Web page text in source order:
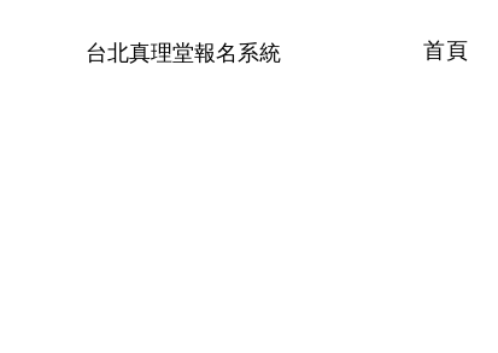
台北真理堂報名系統 首頁